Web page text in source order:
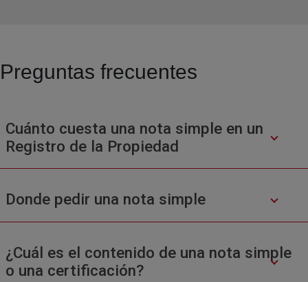
Preguntas frecuentes
Cuánto cuesta una nota simple en un
Registro de la Propiedad
Donde pedir una nota simple
¿Cuál es el contenido de una nota simple
o una certificación?